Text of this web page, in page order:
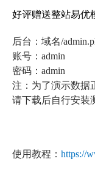
好评赠送整站易优
后台：域名/
账号：admin
密码：admin
注：为了演示数据
请下载后自行安装
使用教程： https://